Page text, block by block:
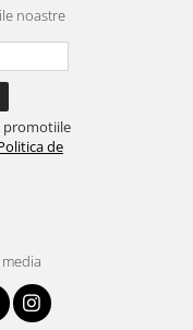
noastre
promotiile
de